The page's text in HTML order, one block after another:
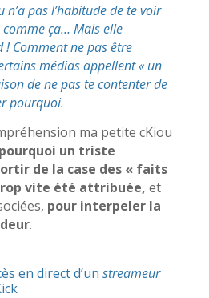
n’a pas l’habitude de te voir
ça… Mais elle
! Comment ne pas être
médias appellent « un
de ne pas te contenter de
pourquoi.
ma petite cKiou
pourquoi un triste
de la case des « faits
vite été attribuée, et
pour interpeler la
.
en direct d’un streameur